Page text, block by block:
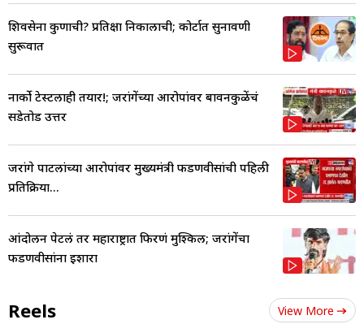
शिवसेना कुणाची? प्रतिक्षा निकालाची; कोर्टात सुनावणी
सुरूवात
नार्को टेस्टलाही तयार!; जरांगेंच्या आरोपांवर बावनकुळेंचं
सडेतोड उत्तर
जरांगे पाटलांच्या आरोपांवर मुख्यमंत्री फडणवीसांची पहिली
प्रतिक्रिया...
आंदोलन पेटलं तर महाराष्ट्रात फिरणं मुश्किल; जरांगेंचा
फडणवीसांना इशारा
Reels View More